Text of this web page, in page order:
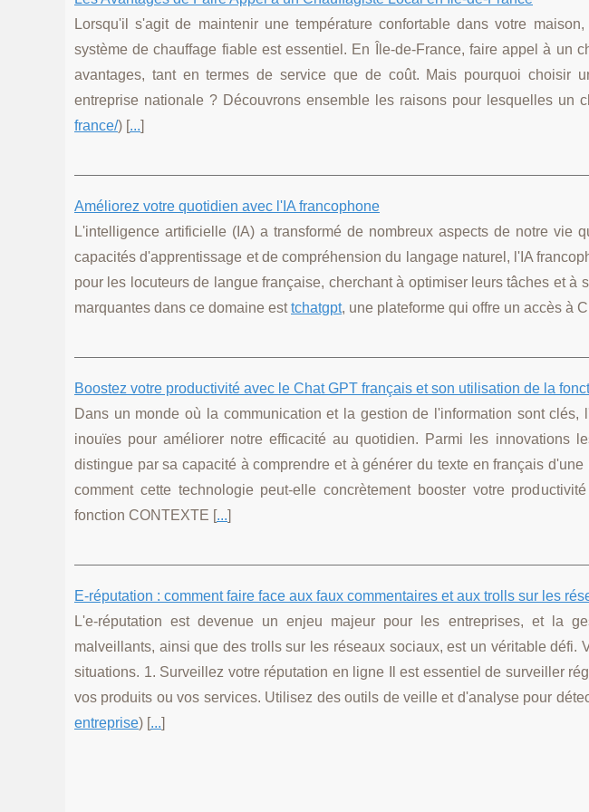
Lorsqu'il s'agit de maintenir une température confortable dans votre
système de chauffage fiable est essentiel. En Île-de-France, faire appel à un
avantages, tant en termes de service que de coût. Mais pourquoi choisir
entreprise nationale ? Découvrons ensemble les raisons pour lesquelles un
france/) [...]
Améliorez votre quotidien avec l'IA francophone
L'intelligence artificielle (IA) a transformé de nombreux aspects de notre vie
capacités d'apprentissage et de compréhension du langage naturel, l'IA
pour les locuteurs de langue française, cherchant à optimiser leurs tâches et à
marquantes dans ce domaine esttchatgpt, une plateforme qui offre un accès à
Boostez votre productivité avec le Chat GPT français et son utilisation de la
Dans un monde où la communication et la gestion de l'information sont
inouïes pour améliorer notre efficacité au quotidien. Parmi les innovations
distingue par sa capacité à comprendre et à générer du texte en français
comment cette technologie peut-elle concrètement booster votre
fonction CONTEXTE [...]
E-réputation : comment faire face aux faux commentaires et aux trolls sur les
L'e-réputation est devenue un enjeu majeur pour les entreprises, et la
malveillants, ainsi que des trolls sur les réseaux sociaux, est un véritable défi.
situations. 1. Surveillez votre réputation en ligne Il est essentiel de surveiller
vos produits ou vos services. Utilisez des outils de veille et d'analyse pour
entreprise) [...]